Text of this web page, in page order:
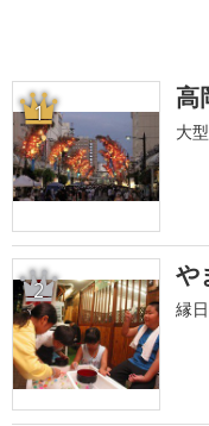
1 高
大
2 や
縁